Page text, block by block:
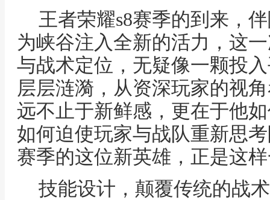
王者荣耀s8赛季的到来，
为峡谷注入全新的活力，这
与战术定位，无疑像一颗投
层层涟漪，从资深玩家的视
远不止于新鲜感，更在于他
如何迫使玩家与战队重新思
赛季的这位新英雄，正是这
技能设计，颠覆传统的战